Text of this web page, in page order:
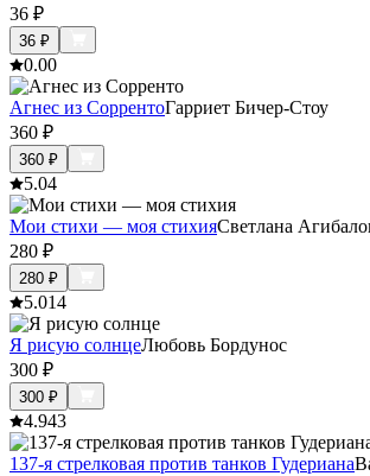
36 ₽
36 ₽
0.00
Агнес из СоррентоГарриет Бичер-Стоу
360 ₽
360 ₽
5.04
Мои стихи — моя стихияСветлана
280 ₽
280 ₽
5.014
Я рисую солнцеЛюбовь Бордунос
300 ₽
300 ₽
4.943
137-я стрелковая против танков Гудериана